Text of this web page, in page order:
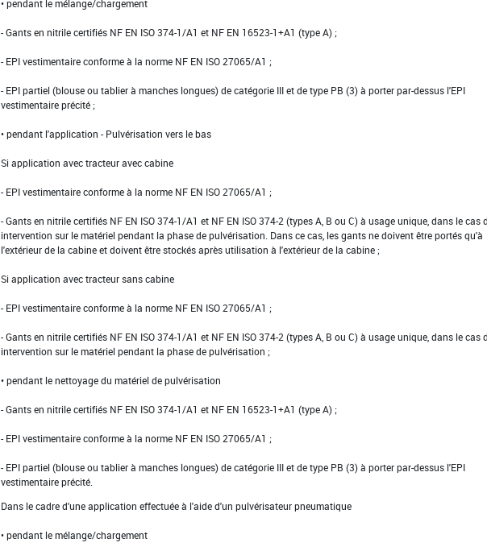
• pendant le mélange/chargement
- Gants en nitrile certifiés NF EN ISO 374-1/A1 et NF EN 16523-1+A1 (type A) ;
- EPI vestimentaire conforme à la norme NF EN ISO 27065/A1 ;
- EPI partiel (blouse ou tablier à manches longues) de catégorie III et de type PB (3) à porter par-dessus l'EPI
vestimentaire précité ;
• pendant l'application - Pulvérisation vers le bas
Si application avec tracteur avec cabine
- EPI vestimentaire conforme à la norme NF EN ISO 27065/A1 ;
- Gants en nitrile certifiés NF EN ISO 374-1/A1 et NF EN ISO 374-2 (types A, B ou C) à usage unique, dans le cas
intervention sur le matériel pendant la phase de pulvérisation. Dans ce cas, les gants ne doivent être portés qu'à
l'extérieur de la cabine et doivent être stockés après utilisation à l'extérieur de la cabine ;
Si application avec tracteur sans cabine
- EPI vestimentaire conforme à la norme NF EN ISO 27065/A1 ;
- Gants en nitrile certifiés NF EN ISO 374-1/A1 et NF EN ISO 374-2 (types A, B ou C) à usage unique, dans le cas
intervention sur le matériel pendant la phase de pulvérisation ;
• pendant le nettoyage du matériel de pulvérisation
- Gants en nitrile certifiés NF EN ISO 374-1/A1 et NF EN 16523-1+A1 (type A) ;
- EPI vestimentaire conforme à la norme NF EN ISO 27065/A1 ;
- EPI partiel (blouse ou tablier à manches longues) de catégorie III et de type PB (3) à porter par-dessus l'EPI
vestimentaire précité.
Dans le cadre d'une application effectuée à l'aide d'un pulvérisateur pneumatique
• pendant le mélange/chargement